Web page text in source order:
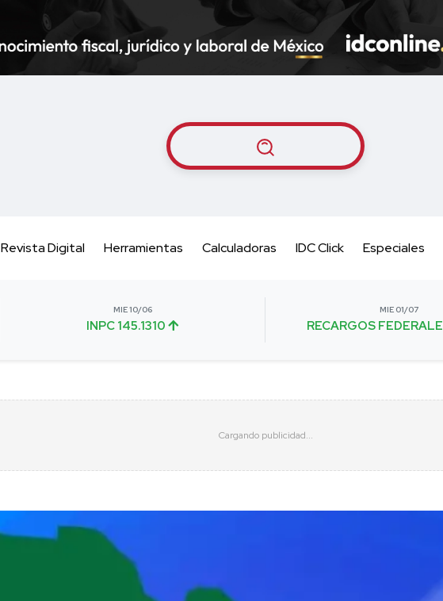
Revista Digital Herramientas Calculadoras IDC Click Especiales
MIE 10/06
INPC 145.1310
MIE 01/07
RECARGOS